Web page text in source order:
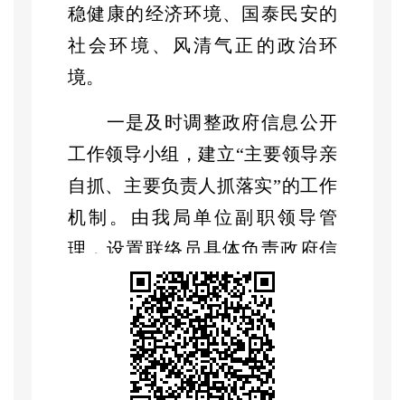
稳健康的经济环境、国泰民安的
社会环境、风清气正的政治环
境。
一是及时调整政府信息公开
工作领导小组，建立“主要领导亲
自抓、主要负责人抓落实”的工作
机制。由我局单位副职领导管
理，设置联络员具体负责政府信
息公开工作的组织和实施，确保
工作有序开展。
二是持续深化主动公开
“放管服”改革，优化营商环境，